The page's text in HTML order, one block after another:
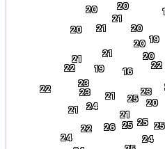
22
20
24
21
23
20
22
21
25
26
25
22
20
16
21
23
20
20
19
19
21
24
21
23
25
21
25
20
22
24
20
21